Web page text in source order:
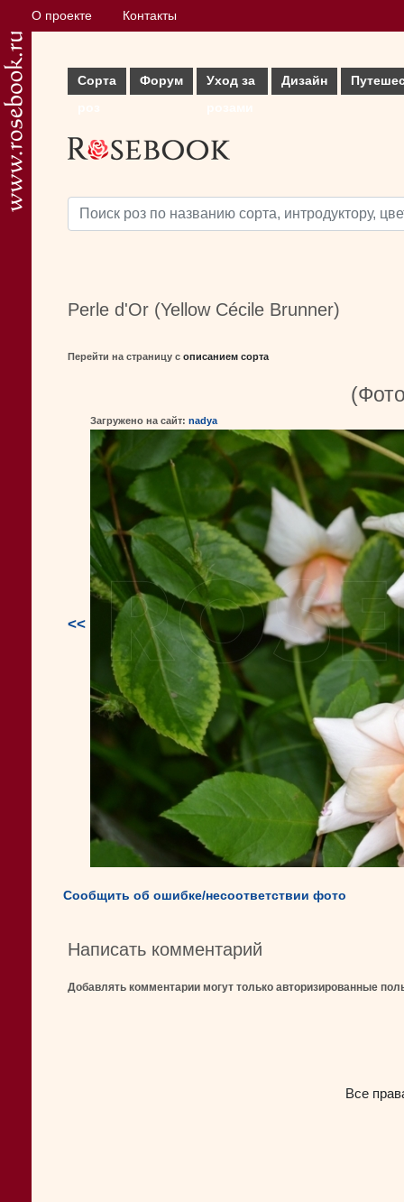
О проекте Контакты
Сорта
Форум
Уход за
Дизайн
Perle d'Or (Yellow Cécile Brunner)
Перейти на страницу с описанием сорта
<<
Загружено на сайт: nadya
Сообщить об ошибке/несоответствии фото
Написать комментарий
Добавлять комментарии могут только авторизированные
Все